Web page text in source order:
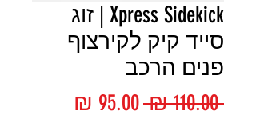
Xpress Sidekick | זוג
סייד קיק לקירצוף
פנים הרכב
‏110.00 ‏₪
מחיר